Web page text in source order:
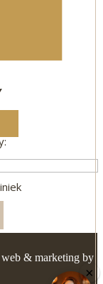
& marketing by
×